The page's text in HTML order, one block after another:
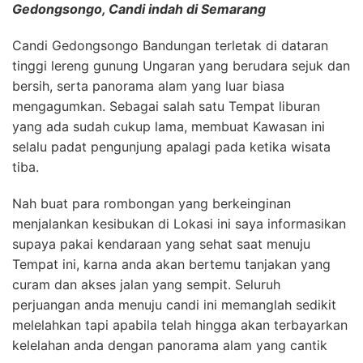
Gedongsongo, Candi indah di Semarang
Candi Gedongsongo Bandungan terletak di dataran
tinggi lereng gunung Ungaran yang berudara sejuk dan
bersih, serta panorama alam yang luar biasa
mengagumkan. Sebagai salah satu Tempat liburan
yang ada sudah cukup lama, membuat Kawasan ini
selalu padat pengunjung apalagi pada ketika wisata
tiba.
Nah buat para rombongan yang berkeinginan
menjalankan kesibukan di Lokasi ini saya informasikan
supaya pakai kendaraan yang sehat saat menuju
Tempat ini, karna anda akan bertemu tanjakan yang
curam dan akses jalan yang sempit. Seluruh
perjuangan anda menuju candi ini memanglah sedikit
melelahkan tapi apabila telah hingga akan terbayarkan
kelelahan anda dengan panorama alam yang cantik